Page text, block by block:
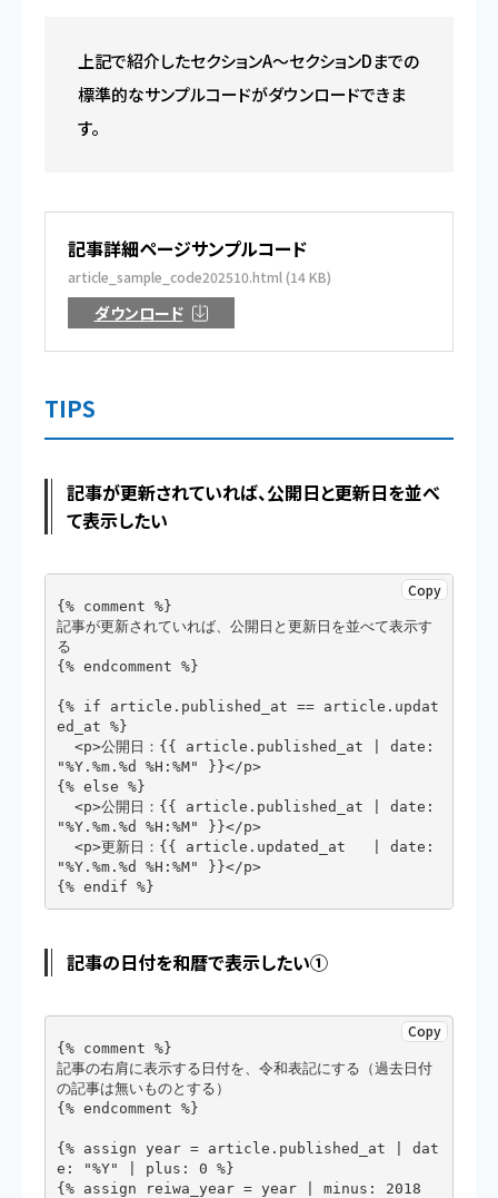
上記で紹介したセクションA〜セクションDまでの
標準的なサンプルコードがダウンロードできま
す。
記事詳細ページサンプルコード
article_sample_code202510.html (14 KB)
ダウンロード
TIPS
記事が更新されていれば、公開日と更新日を並べ
て表示したい
Copy
{% comment %}
記事が更新されていれば、公開日と更新日を並べて表示す
る
{% endcomment %}
{% if article.published_at == article.updat
ed_at %}
"%Y.%m.%d %H:%M" }}</p>
{% else %}
"%Y.%m.%d %H:%M" }}</p>
"%Y.%m.%d %H:%M" }}</p>
{% endif %}
記事の日付を和暦で表示したい①
Copy
{% comment %}
記事の右肩に表示する日付を、令和表記にする（過去日付
の記事は無いものとする）
{% endcomment %}
{% assign year = article.published_at | dat
e: "%Y" | plus: 0 %}
{% assign reiwa_year = year | minus: 2018